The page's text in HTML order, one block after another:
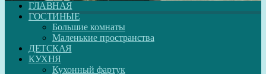
ГЛАВНАЯ
ГОСТИНЫЕ
Большие комнаты
Маленькие пространства
ДЕТСКАЯ
КУХНЯ
Кухонный фартук